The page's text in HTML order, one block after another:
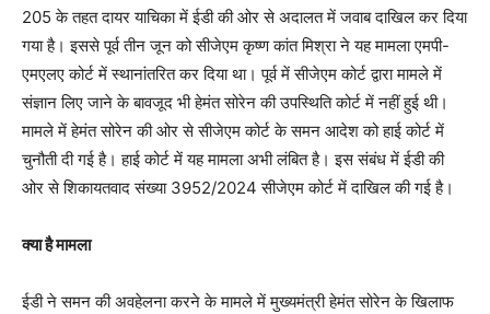
205 के तहत दायर याचिका में ईडी की ओर से अदालत में जवाब दाखिल कर दिया
गया है। इससे पूर्व तीन जून को सीजेएम कृष्ण कांत मिश्रा ने यह मामला एमपी-
एमएलए कोर्ट में स्थानांतरित कर दिया था। पूर्व में सीजेएम कोर्ट द्वारा मामले में
संज्ञान लिए जाने के बावजूद भी हेमंत सोरेन की उपस्थिति कोर्ट में नहीं हुई थी।
मामले में हेमंत सोरेन की ओर से सीजेएम कोर्ट के समन आदेश को हाई कोर्ट में
चुनौती दी गई है। हाई कोर्ट में यह मामला अभी लंबित है। इस संबंध में ईडी की
ओर से शिकायतवाद संख्या 3952/2024 सीजेएम कोर्ट में दाखिल की गई है।
क्या है मामला
ईडी ने समन की अवहेलना करने के मामले में मुख्यमंत्री हेमंत सोरेन के खिलाफ